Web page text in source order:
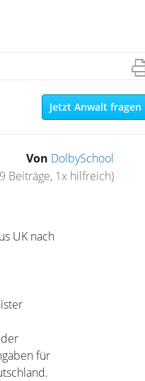
Jetzt Anwalt fragen
Von DolbySchool
Beiträge, 1x hilfreich)
UK nach
für